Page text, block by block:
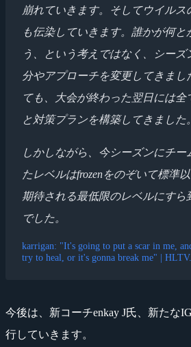
崩れていきます。そしてウイルス
も伝染していきます。誰かが何と
う、という考えではなく、シー
分やアプローチを変更してきまし
ても、大会が終わった翌日には全
と対策プランを構築してきました。
しかしながら、今シーズンにチー
たレベルはfrozenをのぞいて標準
期待される最低限のレベルにすら
でした。
karrigan: "It's going to put a scar in me,
try to heal, or it's gonna break me" |
今後は、新コーチenkay J氏、新たな
行していきます。